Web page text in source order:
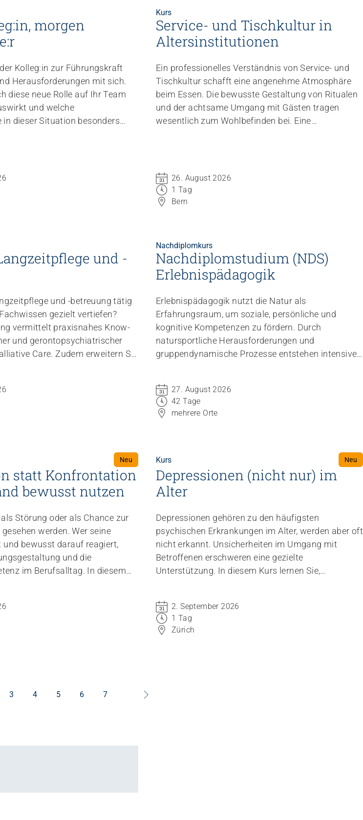
morgen
Kolleg:in zur Führungskraft
Herausforderungen mit sich.
diese neue Rolle auf Ihr Team
und welche
in dieser Situation besonders
Kurs
Service- und Tischkultur in
Altersinstitutionen
Ein professionelles Verständnis von Service- und
Tischkultur schafft eine angenehme Atmosphäre
beim Essen. Die bewusste Gestaltung von Ritualen
und der achtsame Umgang mit Gästen tragen
wesentlich zum Wohlbefinden bei. Eine
26. August 2026
1 Tag
Bern
und -
und -betreuung tätig
gezielt vertiefen?
vermittelt praxisnahes Know-
und gerontopsychiatrischer
Care. Zudem erweitern Sie
Nachdiplomkurs
Nachdiplomstudium (NDS)
Erlebnispädagogik
Erlebnispädagogik nutzt die Natur als
Erfahrungsraum, um soziale, persönliche und
kognitive Kompetenzen zu fördern. Durch
natursportliche Herausforderungen und
gruppendynamische Prozesse entstehen intensive
Werkzeuge zur professionellen Begleitung von
Gruppen und Einzelpersonen.
27. August 2026
42 Tage
mehrere Orte
Neu
statt Konfrontation
bewusst nutzen
Störung oder als Chance zur
werden. Wer seine
und bewusst darauf reagiert,
und die
im Berufsalltag. In diesem
Prozesse zu entwickeln.
Kurs Neu
Depressionen (nicht nur) im
Alter
Depressionen gehören zu den häufigsten
psychischen Erkrankungen im Alter, werden aber oft
nicht erkannt. Unsicherheiten im Umgang mit
Betroffenen erschweren eine gezielte
Unterstützung. In diesem Kurs lernen Sie,
Begleitstrategien anzuwenden.
2. September 2026
1 Tag
Zürich
3 4 5 6 7